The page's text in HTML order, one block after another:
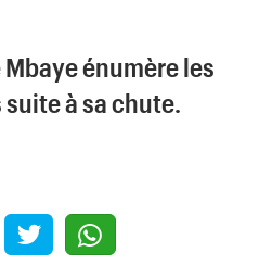
énumère les
à sa chute.